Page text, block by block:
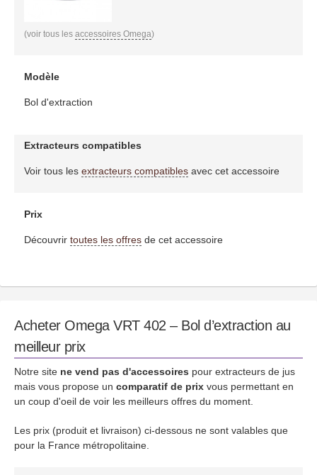
(voir tous les accessoires Omega)
Modèle
Bol d'extraction
Extracteurs compatibles
Voir tous les extracteurs compatiblesavec cet accessoire
Prix
Découvrir toutes les offresde cet accessoire
Acheter Omega VRT 402 – Bol d’extraction au
meilleur prix
Notre site ne vend pas d'accessoires pour extracteurs de jus
mais vous propose un comparatif de prix vous permettant en
un coup d'oeil de voir les meilleurs offres du moment.
Les prix (produit et livraison) ci-dessous ne sont valables que
pour la France métropolitaine.